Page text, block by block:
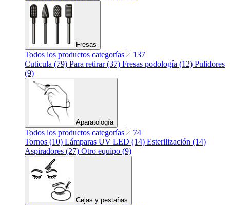
Fresas
Todos los productos categorías
137
Cuticula (79) Para retirar (37) Fresas podología (12) Pulidores
(9)
Aparatología
Todos los productos categorías
74
Tornos (10) Lámparas UV LED (14) Esterilización (14)
Aspiradores (27) Otro equipo (9)
Cejas y pestañas